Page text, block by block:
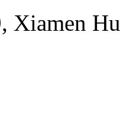
Xiamen